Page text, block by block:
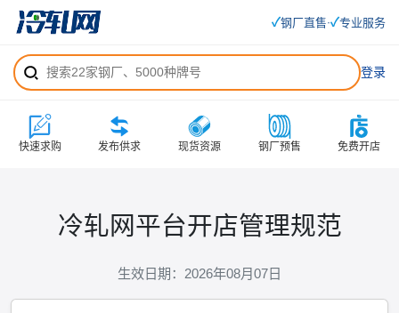
✓钢厂直售·✓专业服务
登录
快速求购 发布供求 现货资源 钢厂预售 免费开店
冷轧网平台开店管理规范
生效日期：2026年08月07日